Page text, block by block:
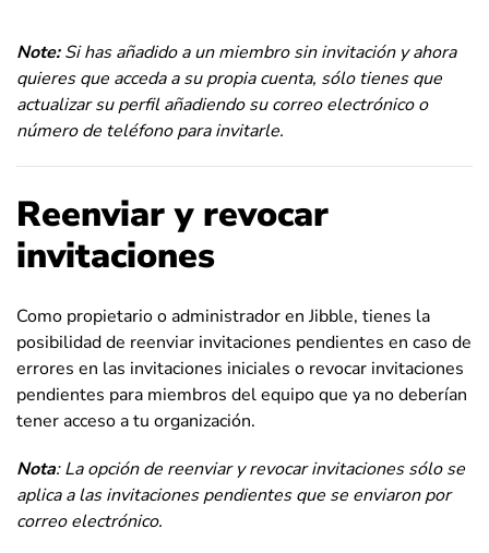
Note: Si has añadido a un miembro sin invitación y ahora
quieres que acceda a su propia cuenta, sólo tienes que
actualizar su perfil añadiendo su correo electrónico o
número de teléfono para invitarle.
Reenviar y revocar
invitaciones
Como propietario o administrador en Jibble, tienes la
posibilidad de reenviar invitaciones pendientes en caso de
errores en las invitaciones iniciales o revocar invitaciones
pendientes para miembros del equipo que ya no deberían
tener acceso a tu organización.
Nota: La opción de reenviar y revocar invitaciones sólo se
aplica a las invitaciones pendientes que se enviaron por
correo electrónico.